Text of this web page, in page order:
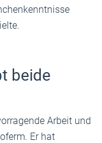
beide
Arbeit und
Er hat